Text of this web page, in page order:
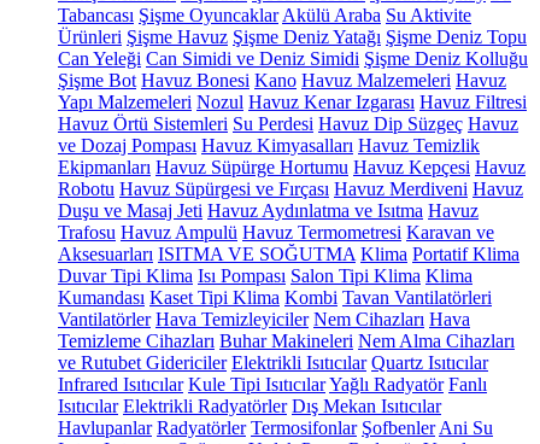
Tabancası Şişme Oyuncaklar Akülü Araba Su Aktivite
Ürünleri Şişme Havuz Şişme Deniz Yatağı Şişme Deniz Topu
Can Yeleği Can Simidi ve Deniz Simidi Şişme Deniz Kolluğu
Şişme Bot Havuz Bonesi Kano Havuz Malzemeleri Havuz
Yapı Malzemeleri Nozul Havuz Kenar Izgarası Havuz Filtresi
Havuz Örtü Sistemleri Su Perdesi Havuz Dip Süzgeç Havuz
ve Dozaj Pompası Havuz Kimyasalları Havuz Temizlik
Ekipmanları Havuz Süpürge Hortumu Havuz Kepçesi Havuz
Robotu Havuz Süpürgesi ve Fırçası Havuz Merdiveni Havuz
Duşu ve Masaj Jeti Havuz Aydınlatma ve Isıtma Havuz
Trafosu Havuz Ampulü Havuz Termometresi Karavan ve
Aksesuarları ISITMA VE SOĞUTMA Klima Portatif Klima
Duvar Tipi Klima Isı Pompası Salon Tipi Klima Klima
Kumandası Kaset Tipi Klima Kombi Tavan Vantilatörleri
Vantilatörler Hava Temizleyiciler Nem Cihazları Hava
Temizleme Cihazları Buhar Makineleri Nem Alma Cihazları
ve Rutubet Gidericiler Elektrikli Isıtıcılar Quartz Isıtıcılar
Infrared Isıtıcılar Kule Tipi IsıtıcılarYağlı Radyatör Fanlı
Isıtıcılar Elektrikli Radyatörler Dış Mekan Isıtıcılar
Havlupanlar Radyatörler Termosifonlar Şofbenler Ani Su